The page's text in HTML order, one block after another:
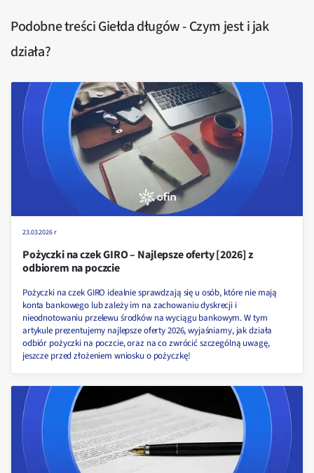
Podobne treściGiełda długów - Czym jest i jak
działa?
23.03.2026 r
Pożyczki na czek GIRO – Najlepsze oferty [2026] z
odbiorem na poczcie
Pożyczki na czek GIRO idealnie sprawdzają się u osób, które nie mają
konta bankowego lub zależy im na zachowaniu dyskrecji i
nieodnotowaniu przelewu środków na wyciągu bankowym. W tym
artykule prezentujemy najlepsze oferty 2026, wyjaśniamy, jak działa
odbiór pożyczki na poczcie, oraz na co zwrócić szczególną uwagę,
jeszcze przed złożeniem wniosku o pożyczkę!